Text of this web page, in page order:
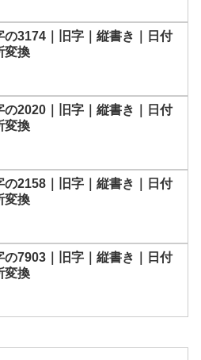
の3174｜旧字｜縦書き｜日付
変換
の2020｜旧字｜縦書き｜日付
変換
の2158｜旧字｜縦書き｜日付
変換
の7903｜旧字｜縦書き｜日付
変換